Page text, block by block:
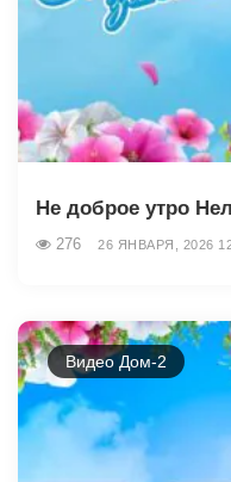
Не доброе утро
276 26 ЯНВАРЯ, 2026
Видео Дом-2